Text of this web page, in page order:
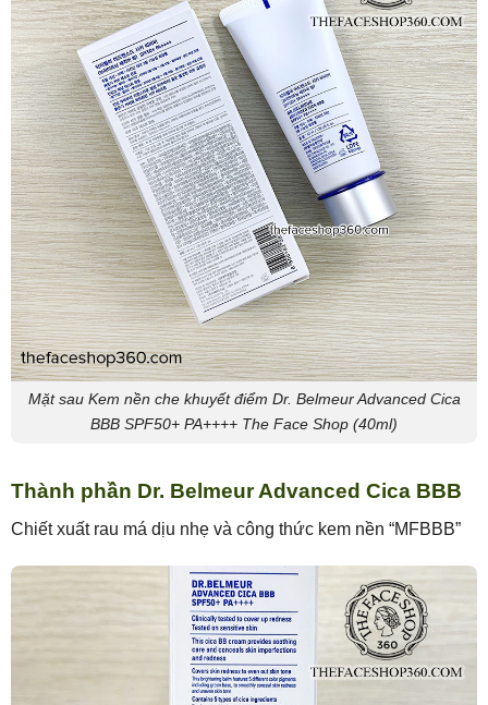
Mặt sau Kem nền che khuyết điểm Dr. Belmeur Advanced Cica
BBB SPF50+ PA++++ The Face Shop (40ml)
Thành phần Dr. Belmeur Advanced Cica BBB
Chiết xuất rau má dịu nhẹ và công thức kem nền “MFBBB”